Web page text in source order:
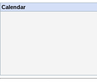
Calendar